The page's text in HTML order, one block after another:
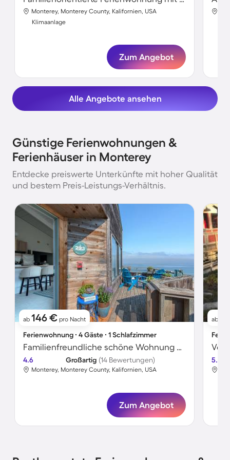
Monterey, Monterey County, Kalifornien, USA
Klimaanlage
Zum Angebot
Alle Angebote ansehen
Günstige Ferienwohnungen &
Ferienhäuser in Monterey
Entdecke preiswerte Unterkünfte mit hoher Qualität
und bestem Preis-Leistungs-Verhältnis.
ab 146 € pro Nacht
Ferienwohnung ∙ 4 Gäste ∙ 1 Schlafzimmer
Familienfreundliche schöne Wohnung mit Terrasse, Pool und Whirlpool | Naturblick | Neben dem Strand
4.6 Großartig (14 Bewertungen)
Monterey, Monterey County, Kalifornien, USA
Zum Angebot
ab
5.0